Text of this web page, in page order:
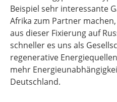
Beispiel sehr interessante
Afrika zum Partner
aus dieser Fixierung auf
schneller es uns als
regenerative
mehr
Deutschland.